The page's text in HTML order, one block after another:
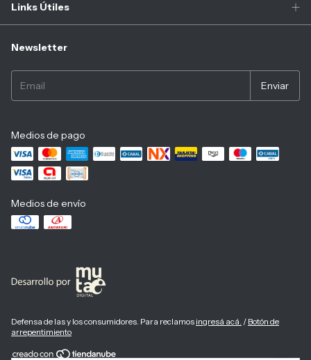
Links Útiles
Newsletter
Medios de pago
Medios de envío
Defensa de las y los consumidores. Para reclamos ingresá acá. / Botón de
arrepentimiento